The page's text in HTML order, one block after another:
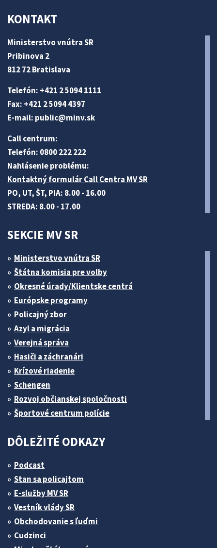
KONTAKT
Ministerstvo vnútra SR
Pribinova 2
812 72 Bratislava
Telefón: +421 2 5094 1111
Fax: +421 2 5094 4397
E-mail: public@minv.sk
Call centrum:
Telefón: 0800 222 222
Nahlásenie problému:
Kontaktný formulár Call Centra MV SR
PO, UT, ŠT, PIA: 8.00 - 16.00
STREDA: 8.00 - 17.00
SEKCIE MV SR
Ministerstvo vnútra SR
Štátna komisia pre volby
Okresné úrady/Klientske centrá
Európske programy
Policajný zbor
Azyl a migrácia
Verejná správa
Hasiči a záchranári
Krízové riadenie
Schengen
Rozvoj občianskej spoločnosti
Športové centrum polície
DÔLEŽITÉ ODKAZY
Podcast
Stan sa policajtom
E-služby MV SR
Vestník vlády SR
Obchodovanie s ľuďmi
Cudzinci